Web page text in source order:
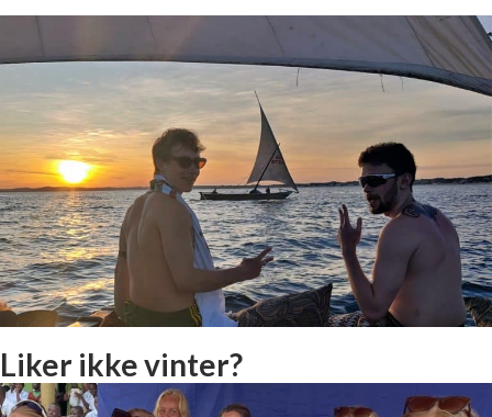
Liker ikke vinter?